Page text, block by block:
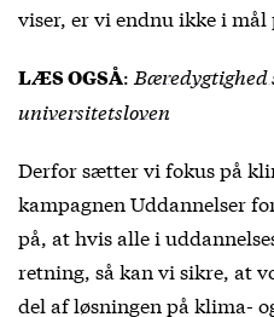
viser, er vi endnu ikke i mål
LÆS OGSÅ: Bæredygtighed
universitetsloven
Derfor sætter vi fokus på
kampagnen Uddannelser
på, at hvis alle i
retning, så kan vi sikre, at
del af løsningen på klima-